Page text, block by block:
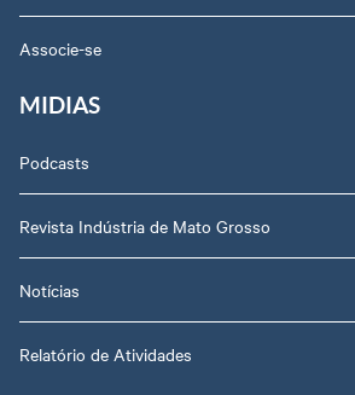
Associe-se
MIDIAS
Podcasts
Revista Indústria de Mato Grosso
Notícias
Relatório de Atividades